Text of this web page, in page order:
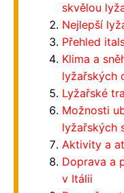
skvělou
Nejlepší
Přehled
Klima a
lyžařských
Lyžařské
Možnosti
lyžařských
Aktivity a
Doprava a
v Itálii